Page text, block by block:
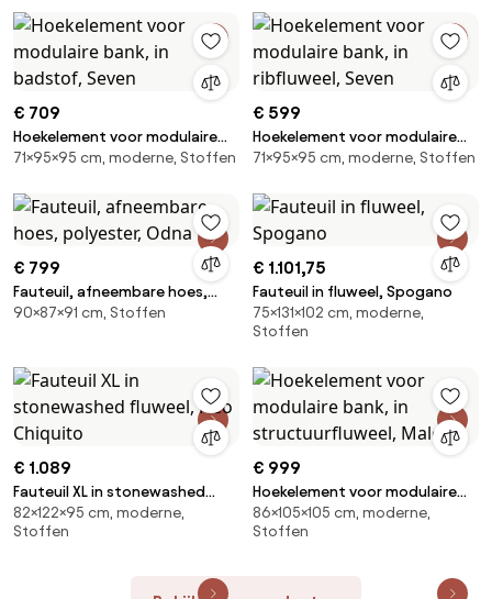
€ 709
Hoekelement voor modulaire
bank, in badstof, Seven
71×95×95 cm, moderne, Stoffen
€ 599
Hoekelement voor modulaire
bank, in ribfluweel, Seven
71×95×95 cm, moderne, Stoffen
€ 799
Fauteuil, afneembare hoes,
polyester, Odna
90×87×91 cm, Stoffen
€ 1.101,75
Fauteuil in fluweel, Spogano
75×131×102 cm, moderne,
Stoffen
€ 1.089
Fauteuil XL in stonewashed
fluweel, Neo Chiquito
82×122×95 cm, moderne,
Stoffen
€ 999
Hoekelement voor modulaire
bank, in structuurfluweel, Malo
86×105×105 cm, moderne,
Stoffen